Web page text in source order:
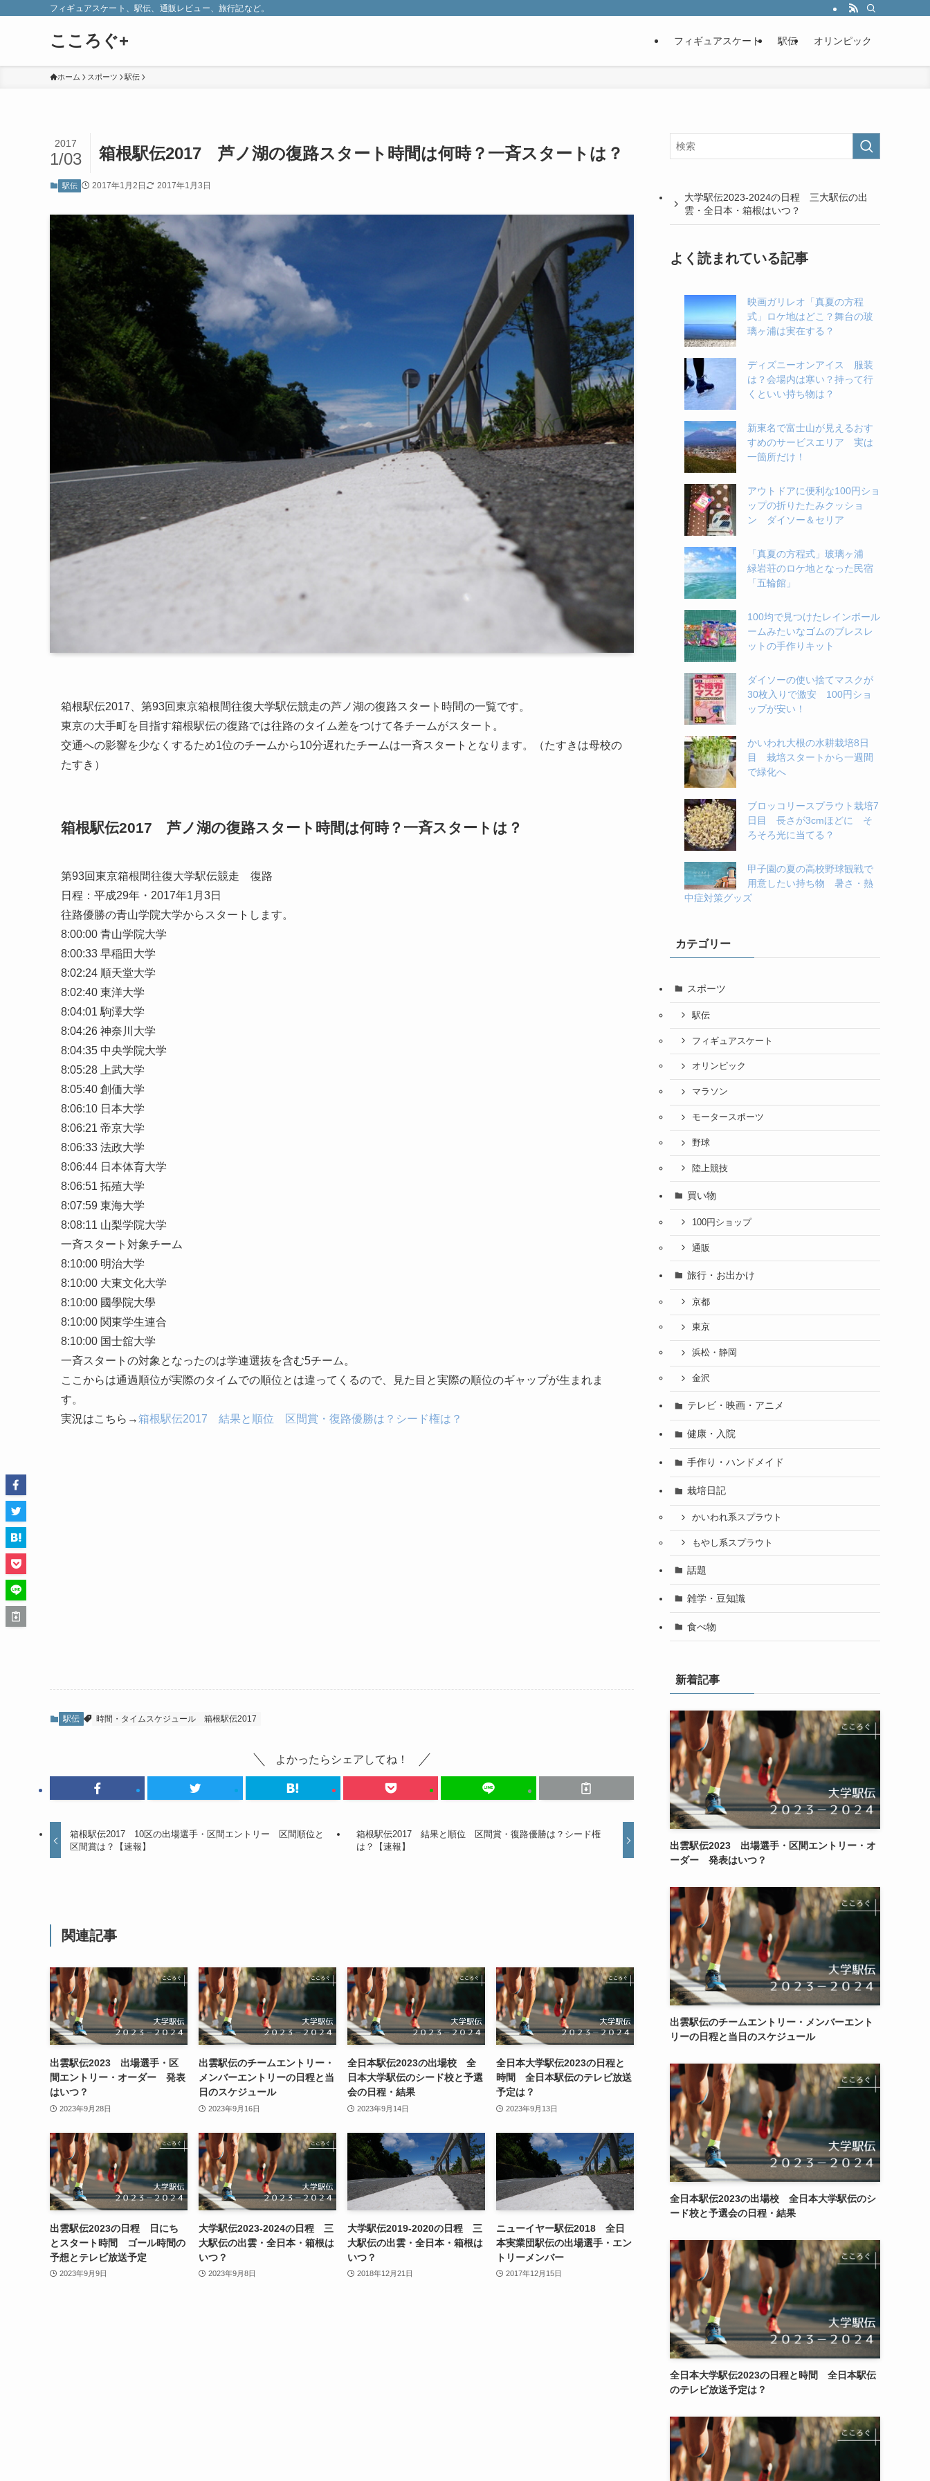
フィギュアスケート、駅伝、通販レビュー、旅行記など。
こころぐ+ フィギュアスケート 駅伝 オリンピック
ホーム スポーツ 駅伝
箱根駅伝2017 芦ノ湖の復路スタート時間は何時？一斉スタートは？
2017
1/03
駅伝 2017年1月2日 2017年1月3日
箱根駅伝2017、第93回東京箱根間往復大学駅伝競走の芦ノ湖の復路スタート時間の一覧です。
東京の大手町を目指す箱根駅伝の復路では往路のタイム差をつけて各チームがスタート。
交通への影響を少なくするため1位のチームから10分遅れたチームは一斉スタートとなります。（たすきは母校の
たすき）
箱根駅伝2017 芦ノ湖の復路スタート時間は何時？一斉スタートは？
第93回東京箱根間往復大学駅伝競走 復路
日程：平成29年・2017年1月3日
往路優勝の青山学院大学からスタートします。
8:00:00 青山学院大学
8:00:33 早稲田大学
8:02:24 順天堂大学
8:02:40 東洋大学
8:04:01 駒澤大学
8:04:26 神奈川大学
8:04:35 中央学院大学
8:05:28 上武大学
8:05:40 創価大学
8:06:10 日本大学
8:06:21 帝京大学
8:06:33 法政大学
8:06:44 日本体育大学
8:06:51 拓殖大学
8:07:59 東海大学
8:08:11 山梨学院大学
一斉スタート対象チーム
8:10:00 明治大学
8:10:00 大東文化大学
8:10:00 國學院大學
8:10:00 関東学生連合
8:10:00 国士舘大学
一斉スタートの対象となったのは学連選抜を含む5チーム。
ここからは通過順位が実際のタイムでの順位とは違ってくるので、見た目と実際の順位のギャップが生まれま
す。
実況はこちら→箱根駅伝2017 結果と順位 区間賞・復路優勝は？シード権は？
駅伝 時間・タイムスケジュール 箱根駅伝2017
よかったらシェアしてね！
箱根駅伝2017 10区の出場選手・区間エントリー 区間順位と
区間賞は？【速報】
箱根駅伝2017 結果と順位 区間賞・復路優勝は？シード権
は？【速報】
関連記事
出雲駅伝2023 出場選手・区
間エントリー・オーダー 発表
はいつ？
2023年9月28日
出雲駅伝のチームエントリー・
メンバーエントリーの日程と当
日のスケジュール
2023年9月16日
全日本駅伝2023の出場校 全
日本大学駅伝のシード校と予選
会の日程・結果
2023年9月14日
全日本大学駅伝2023の日程と
時間 全日本駅伝のテレビ放送
予定は？
2023年9月13日
出雲駅伝2023の日程 日にち
とスタート時間 ゴール時間の
予想とテレビ放送予定
2023年9月9日
大学駅伝2023-2024の日程 三
大駅伝の出雲・全日本・箱根は
いつ？
2023年9月8日
大学駅伝2019-2020の日程 三
大駅伝の出雲・全日本・箱根は
いつ？
2018年12月21日
ニューイヤー駅伝2018 全日
本実業団駅伝の出場選手・エン
トリーメンバー
2017年12月15日
大学駅伝2023-2024の日程 三大駅伝の出
雲・全日本・箱根はいつ？
よく読まれている記事
映画ガリレオ「真夏の方程
式」ロケ地はどこ？舞台の玻
璃ヶ浦は実在する？
ディズニーオンアイス 服装
は？会場内は寒い？持って行
くといい持ち物は？
新東名で富士山が見えるおす
すめのサービスエリア 実は
一箇所だけ！
アウトドアに便利な100円ショ
ップの折りたたみクッショ
ン ダイソー＆セリア
「真夏の方程式」玻璃ヶ浦
緑岩荘のロケ地となった民宿
「五輪館」
100均で見つけたレインボール
ームみたいなゴムのブレスレ
ットの手作りキット
ダイソーの使い捨てマスクが
30枚入りで激安 100円ショ
ップが安い！
かいわれ大根の水耕栽培8日
目 栽培スタートから一週間
で緑化へ
ブロッコリースプラウト栽培7
日目 長さが3cmほどに そ
ろそろ光に当てる？
甲子園の夏の高校野球観戦で
用意したい持ち物 暑さ・熱
中症対策グッズ
カテゴリー
スポーツ
駅伝
フィギュアスケート
オリンピック
マラソン
モータースポーツ
野球
陸上競技
買い物
100円ショップ
通販
旅行・お出かけ
京都
東京
浜松・静岡
金沢
テレビ・映画・アニメ
健康・入院
手作り・ハンドメイド
栽培日記
かいわれ系スプラウト
もやし系スプラウト
話題
雑学・豆知識
食べ物
新着記事
出雲駅伝2023 出場選手・区間エントリー・オ
ーダー 発表はいつ？
出雲駅伝のチームエントリー・メンバーエント
リーの日程と当日のスケジュール
全日本駅伝2023の出場校 全日本大学駅伝のシ
ード校と予選会の日程・結果
全日本大学駅伝2023の日程と時間 全日本駅伝
のテレビ放送予定は？